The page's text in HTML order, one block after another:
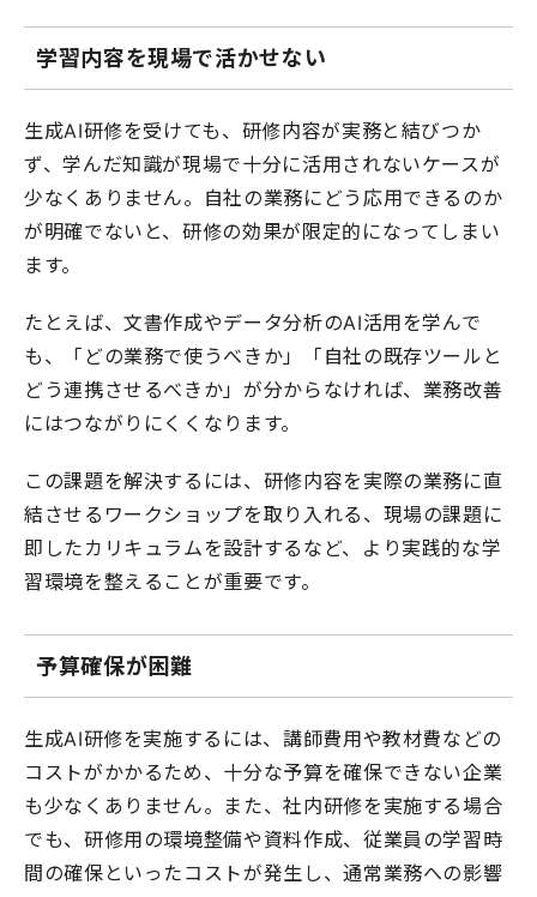
学習内容を現場で活かせない
生成AI研修を受けても、研修内容が実務と結びつか
ず、学んだ知識が現場で十分に活用されないケースが
少なくありません。自社の業務にどう応用できるのか
が明確でないと、研修の効果が限定的になってしまい
ます。
たとえば、文書作成やデータ分析のAI活用を学んで
も、「どの業務で使うべきか」「自社の既存ツールと
どう連携させるべきか」が分からなければ、業務改善
にはつながりにくくなります。
この課題を解決するには、研修内容を実際の業務に直
結させるワークショップを取り入れる、現場の課題に
即したカリキュラムを設計するなど、より実践的な学
習環境を整えることが重要です。
予算確保が困難
生成AI研修を実施するには、講師費用や教材費などの
コストがかかるため、十分な予算を確保できない企業
も少なくありません。また、社内研修を実施する場合
でも、研修用の環境整備や資料作成、従業員の学習時
間の確保といったコストが発生し、通常業務への影響